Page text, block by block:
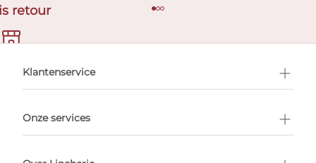
retour
afspraak
Klantenservice
Onze services